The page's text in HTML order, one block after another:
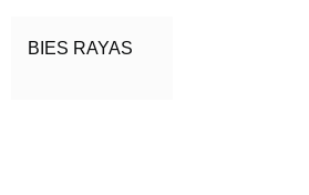
BIES RAYAS